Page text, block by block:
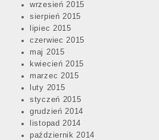
wrzesień 2015
sierpień 2015
lipiec 2015
czerwiec 2015
maj 2015
kwiecień 2015
marzec 2015
luty 2015
styczeń 2015
grudzień 2014
listopad 2014
październik 2014